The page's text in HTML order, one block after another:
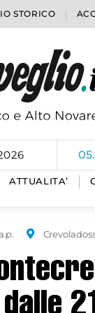
STORICO
ATTUALITA’